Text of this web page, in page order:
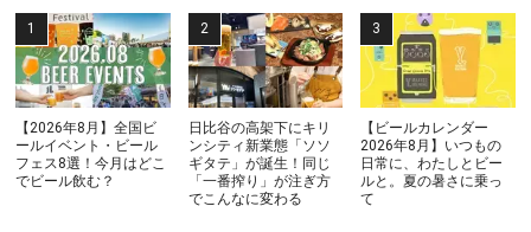
【2026年8月】全国ビ
ールイベント・ビール
フェス8選！今月はどこ
でビール飲む？
日比谷の高架下にキリ
ンシティ新業態「ソソ
ギタテ」が誕生！同じ
「一番搾り」が注ぎ方
でこんなに変わる
【ビールカレンダー
2026年8月】いつもの
日常に、わたしとビー
ルと。夏の暑さに乗っ
て